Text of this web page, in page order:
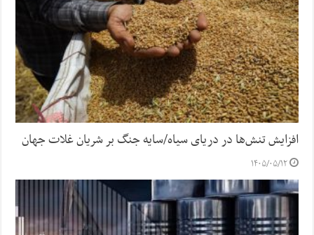
افزایش تنش‌ها در دریای سیاه/سایه جنگ بر شریان غلات جهان
۱۴۰۵/۰۵/۱۲